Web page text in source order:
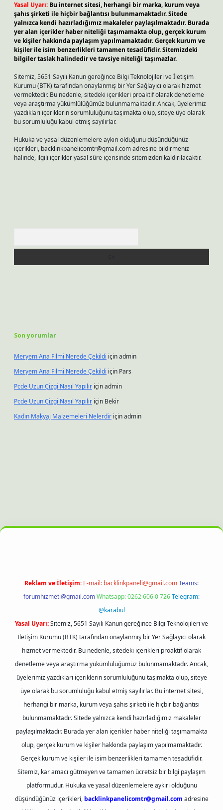
Yasal Uyarı: Bu internet sitesi, herhangi bir marka, kurum veya
şahıs şirketi ile hiçbir bağlantısı bulunmamaktadır. Sitede
yalnızca kendi hazırladığımız makaleler paylaşılmaktadır. Burada
yer alan içerikler haber niteliği taşımamakta olup, gerçek kurum
ve kişiler hakkında paylaşım yapılmamaktadır. Gerçek kurum ve
kişiler ile isim benzerlikleri tamamen tesadüfidir. Sitemizdeki
bilgiler taslak halindedir ve tavsiye niteliği taşımazlar.
Sitemiz, 5651 Sayılı Kanun gereğince Bilgi Teknolojileri ve İletişim
Kurumu (BTK) tarafından onaylanmış bir Yer Sağlayıcı olarak hizmet
vermektedir. Bu nedenle, sitedeki içerikleri proaktif olarak denetleme
veya araştırma yükümlülüğümüz bulunmamaktadır. Ancak, üyelerimiz
yazdıkları içeriklerin sorumluluğunu taşımakta olup, siteye üye olarak
bu sorumluluğu kabul etmiş sayılırlar.
Hukuka ve yasal düzenlemelere aykırı olduğunu düşündüğünüz
içerikleri, backlinkpanelicomtr@gmail.comadresine bildirmeniz
halinde, ilgili içerikler yasal süre içerisinde sitemizden kaldırılacaktır.
Son yorumlar
Meryem Ana Filmi Nerede Çekildi içinadmin
Meryem Ana Filmi Nerede Çekildi için Pars
Pcde Uzun Çizgi Nasıl Yapılır içinadmin
Pcde Uzun Çizgi Nasıl Yapılır için Bekir
Kadın Makyaj Malzemeleri Nelerdir içinadmin
güncel giriş
Reklam ve İletişim: E-mail: backlinkpaneli@gmail.comTeams:
forumhizmeti@gmail.comWhatsapp: 0262 606 0 726Telegram:
@karabul
Yasal Uyarı:Sitemiz, 5651 Sayılı Kanun gereğince Bilgi Teknolojileri ve
İletişim Kurumu (BTK) tarafından onaylanmış bir Yer Sağlayıcı olarak
hizmet vermektedir. Bu nedenle, sitedeki içerikleri proaktif olarak
denetleme veya araştırma yükümlülüğümüz bulunmamaktadır. Ancak,
üyelerimiz yazdıkları içeriklerin sorumluluğunu taşımakta olup, siteye
üye olarak bu sorumluluğu kabul etmiş sayılırlar. Bu internet sitesi,
herhangi bir marka, kurum veya şahıs şirketi ile hiçbir bağlantısı
bulunmamaktadır. Sitede yalnızca kendi hazırladığımız makaleler
paylaşılmaktadır. Burada yer alan içerikler haber niteliği taşımamakta
olup, gerçek kurum ve kişiler hakkında paylaşım yapılmamaktadır.
Gerçek kurum ve kişiler ile isim benzerlikleri tamamen tesadüfidir.
Sitemiz, kar amacı gütmeyen ve tamamen ücretsiz bir bilgi paylaşım
platformudur. Hukuka ve yasal düzenlemelere aykırı olduğunu
düşündüğünüz içerikleri, backlinkpanelicomtr@gmail.com adresine